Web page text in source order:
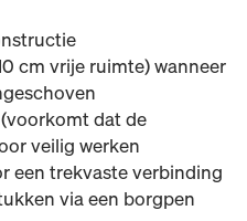
cm vrije ruimte) wanneer
dat de
veilig werken
een trekvaste verbinding
via een borgpen